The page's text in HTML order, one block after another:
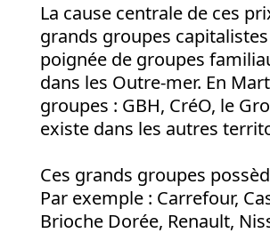
La cause centrale de ces
grands groupes
poignée de groupes
dans les Outre-mer. En
groupes : GBH, CréO, le
existe dans les autres
Ces grands groupes
Par exemple : Carrefour,
Brioche Dorée, Renault,